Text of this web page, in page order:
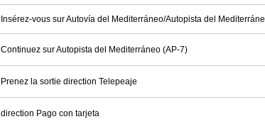
Insérez-vous sur Autovía del Mediterráneo/Autopista del
Continuez sur Autopista del Mediterráneo (AP-7)
Prenez la sortie direction Telepeaje
direction Pago con tarjeta